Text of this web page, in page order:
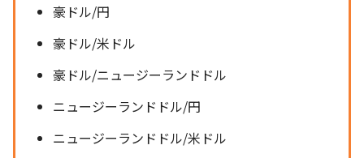
豪ドル/円
豪ドル/米ドル
豪ドル/ニュージーランドドル
ニュージーランドドル/円
ニュージーランドドル/米ドル